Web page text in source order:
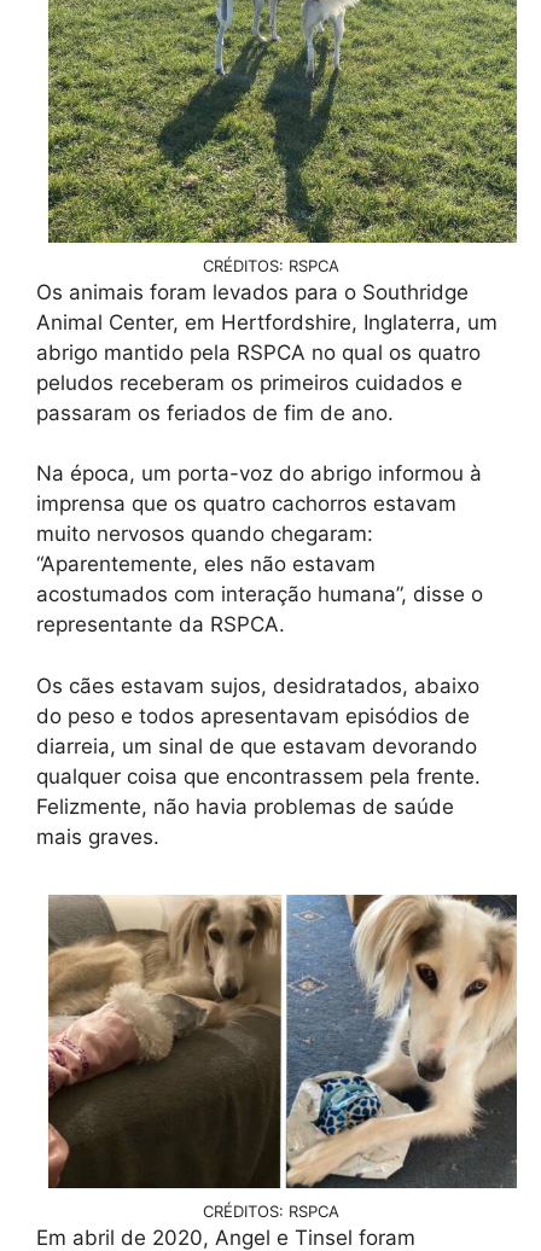
CRÉDITOS: RSPCA
Os animais foram levados para o Southridge
Animal Center, em Hertfordshire, Inglaterra, um
abrigo mantido pela RSPCA no qual os quatro
peludos receberam os primeiros cuidados e
passaram os feriados de fim de ano.
Na época, um porta-voz do abrigo informou à
imprensa que os quatro cachorros estavam
muito nervosos quando chegaram:
“Aparentemente, eles não estavam
acostumados com interação humana”, disse o
representante da RSPCA.
Os cães estavam sujos, desidratados, abaixo
do peso e todos apresentavam episódios de
diarreia, um sinal de que estavam devorando
qualquer coisa que encontrassem pela frente.
Felizmente, não havia problemas de saúde
mais graves.
CRÉDITOS: RSPCA
Em abril de 2020, Angel e Tinsel foram